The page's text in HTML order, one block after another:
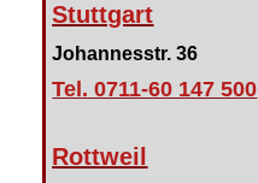
Stuttgart
Johannesstr. 36
Tel. 0711-60 147 500
Rottweil